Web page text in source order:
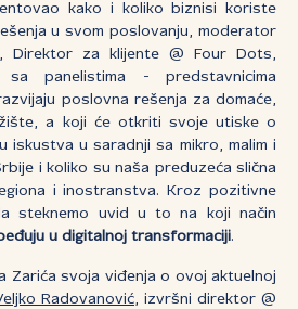
kako i koliko biznisi koriste
u svom poslovanju, moderator
, Direktor za klijente @ Four Dots,
sa panelistima - predstavnicima
poslovna rešenja za domaće,
a koji će otkriti svoje utiske o
iskustva u saradnji sa mikro, malim i
i koliko su naša preduzeća slična
i inostranstva. Kroz pozitivne
steknemo uvid u to na koji način
u digitalnoj transformaciji.
Zarića svoja viđenja o ovoj aktuelnoj
Radovanović, izvršni direktor @